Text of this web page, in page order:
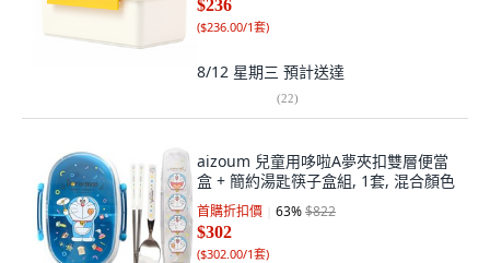
$236
($236.00/1套)
8/12 星期三 預計送達
(22)
aizoum 兒童用哆啦A夢夾扣雙層便當
盒 + 簡約湯匙筷子盒組, 1套, 混合顏色
首購折扣價 63%$822
$302
($302.00/1套)